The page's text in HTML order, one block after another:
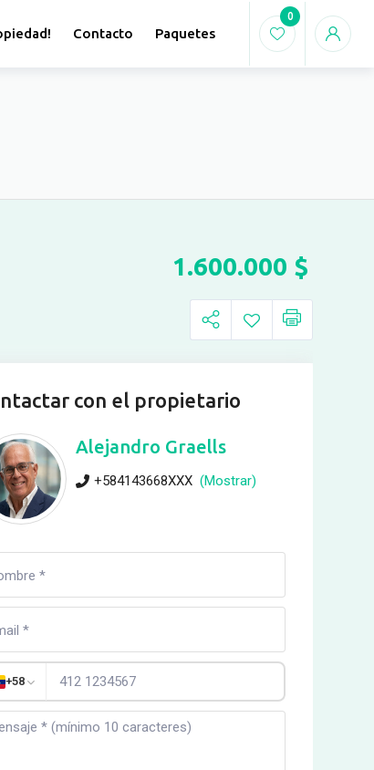
Contacto Paquetes
0
1.600.000 $
con el propietario
Alejandro Graells
+584143668XXX (Mostrar)
+58